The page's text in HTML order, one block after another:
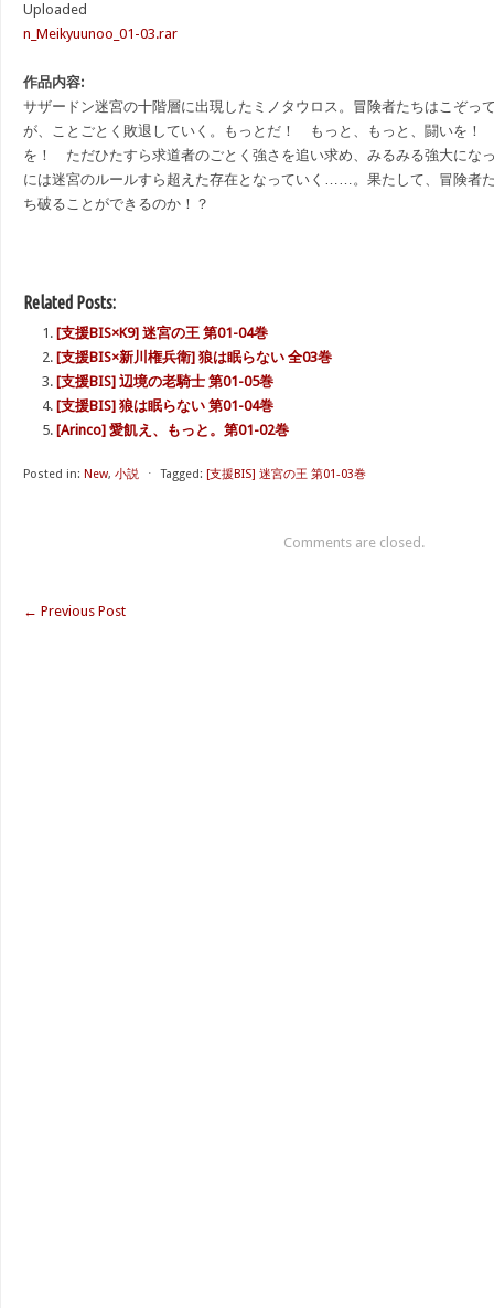
Uploaded
n_Meikyuunoo_01-03.rar
作品内容:
サザードン迷宮の十階層に出現したミノタウロス。冒険者たちはこぞっ
が、ことごとく敗退していく。もっとだ！ もっと、もっと、闘いを！
を！ ただひたすら求道者のごとく強さを追い求め、みるみる強大にな
には迷宮のルールすら超えた存在となっていく……。果たして、冒険者
ち破ることができるのか！？
Related Posts:
[支援BIS×K9] 迷宮の王 第01-04巻
[支援BIS×新川権兵衛] 狼は眠らない 全03巻
[支援BIS] 辺境の老騎士 第01-05巻
[支援BIS] 狼は眠らない 第01-04巻
[Arinco] 愛飢え、もっと。第01-02巻
Posted in: New, 小説 ⋅ Tagged: [支援BIS] 迷宮の王 第01-03巻
Comments are closed.
← Previous Post